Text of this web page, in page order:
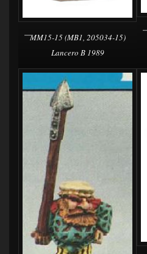
MM15-15 (MB1, 205034-15)
Lancero B 1989